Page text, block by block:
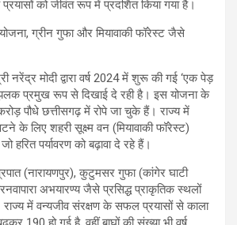
को जीवंत रूप में प्रदर्शित किया गया है।
नरेंद्र मोदी द्वारा वर्ष 2024 में शुरू की गई ‘एक पेड़
झलक प्रमुख रूप से दिखाई दे रही है। इस योजना के
पौधे छत्तीसगढ़ में रोपे जा चुके हैं। राज्य में
के लिए शहरी सूक्ष्म वन (मियावाकी फॉरेस्ट)
हरित पर्यावरण को बढ़ावा दे रहे हैं।
(नारायणपुर), कुटुमसर गुफा (कांगेर घाटी
अभयारण्य जैसे प्रसिद्ध प्राकृतिक स्थलों
राज्य में वन्यजीव संरक्षण के सफल प्रयासों से काला